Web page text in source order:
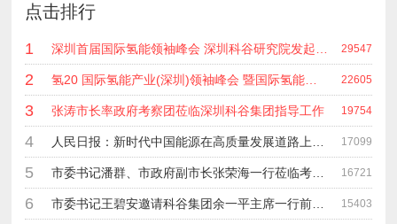
点击排行
1 29547
2 氢20 国际氢能产业(深圳)领袖峰会 暨国际氢能产业链展览会 22605
3 张涛市长率政府考察团莅临深圳科谷集团指导工作 19754
4 17099
5 市委书记潘群、市政府副市长张荣海一行莅临考察指导工作 16721
6 市委书记王碧安邀请科谷集团余一平主席一行前往工业转移园考察合作 15403